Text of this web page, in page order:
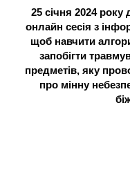
25 січня 2024 року
онлайн сесія з
щоб навчити
запобігти
предметів, яку
про мінну